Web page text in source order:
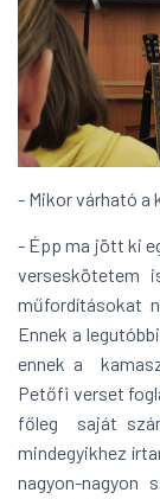
- Mikor várható
- Épp ma jött ki
verseskötetem
műfordításokat
Ennek a
ennek a
Petőfi verset
főleg saját
mindegyikhez
nagyon-nagyon